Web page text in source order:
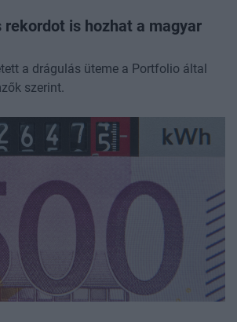
rekordot is hozhat a magyar
a drágulás üteme a Portfolio által
szerint.